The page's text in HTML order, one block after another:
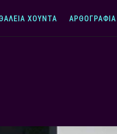
ΧΟΎΝΤΑ ΑΡΘΟΓΡΑΦΊΑ